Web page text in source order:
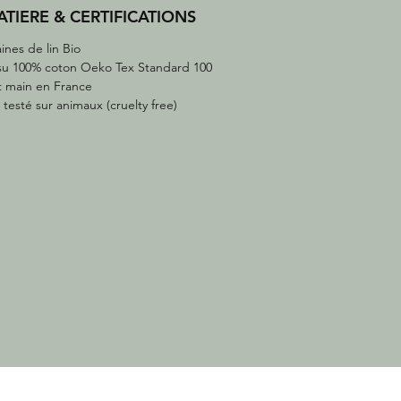
& CERTIFICATIONS
de lin Bio
100% coton Oeko Tex Standard 100
main en France
testé sur animaux (cruelty free)